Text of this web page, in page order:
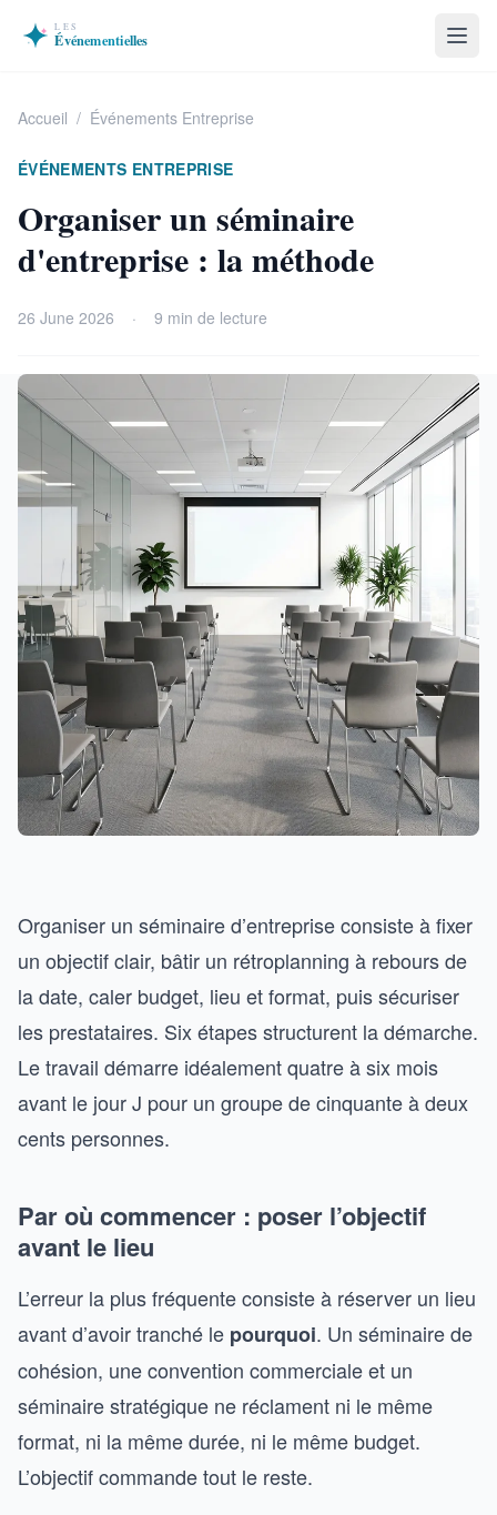
Accueil / Événements Entreprise
ÉVÉNEMENTS ENTREPRISE
Organiser un séminaire
d'entreprise : la méthode
26 June 2026 · 9 min de lecture
Organiser un séminaire d’entreprise consiste à fixer
un objectif clair, bâtir un rétroplanning à rebours de
la date, caler budget, lieu et format, puis sécuriser
les prestataires. Six étapes structurent la démarche.
Le travail démarre idéalement quatre à six mois
avant le jour J pour un groupe de cinquante à deux
cents personnes.
Par où commencer : poser l’objectif
avant le lieu
L’erreur la plus fréquente consiste à réserver un lieu
avant d’avoir tranché le pourquoi. Un séminaire de
cohésion, une convention commerciale et un
séminaire stratégique ne réclament ni le même
format, ni la même durée, ni le même budget.
L’objectif commande tout le reste.